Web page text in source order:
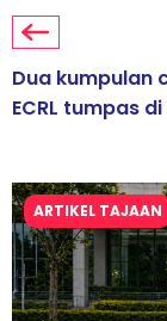
Dua kumpulan
ECRL tumpas
ARTIKEL TAJAAN